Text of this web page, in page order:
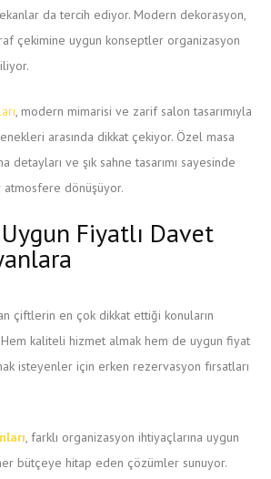
da tercih ediyor. Modern dekorasyon,
çekimine uygun konseptler organizasyon
, modern mimarisi ve zarif salon tasarımıyla
arasında dikkat çekiyor. Özel masa
detayları ve şık sahne tasarımı sayesinde
dönüşüyor.
Fiyatlı Davet
çiftlerin en çok dikkat ettiği konuların
kaliteli hizmet almak hem de uygun fiyat
isteyenler için erken rezervasyon fırsatları
, farklı organizasyon ihtiyaçlarına uygun
bütçeye hitap eden çözümler sunuyor.